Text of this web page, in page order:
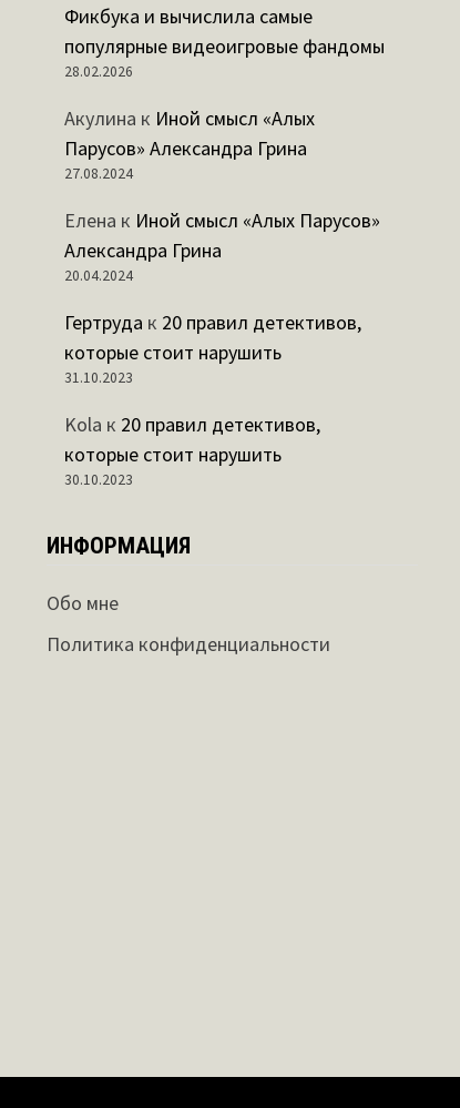
Фикбука и вычислила самые
популярные видеоигровые фандомы
28.02.2026
Акулина к Иной смысл «Алых
Парусов» Александра Грина
27.08.2024
Елена к Иной смысл «Алых Парусов»
Александра Грина
20.04.2024
Гертруда к 20 правил детективов,
которые стоит нарушить
31.10.2023
Kola к 20 правил детективов,
которые стоит нарушить
30.10.2023
ИНФОРМАЦИЯ
Обо мне
Политика конфиденциальности